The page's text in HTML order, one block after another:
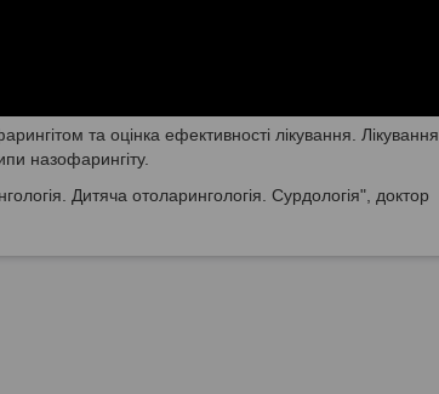
та оцінка ефективності лікування. Лікування
назофарингіту.
Дитяча отоларингологія. Сурдологія", доктор